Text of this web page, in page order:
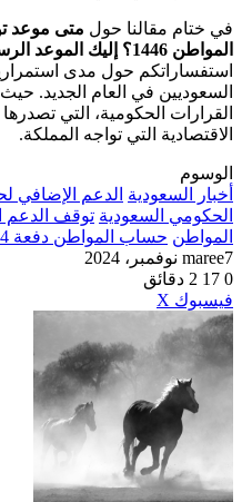
في ختام مقالنا حول متى موعد
المواطن 1446؟ إليك الموعد الرسمي
استفساراتكم حول مدى
السعوديين في العام الجديد.
القرارات الحكومية، التي
الاقتصادية التي تواجه المملكة.
الوسوم
أخبار السعودية الدعم الإضافي
الحكومي السعودية توقف الدعم
المواطن حساب المواطن دفعة 84
maree7 نوفمبر، 2024
0
2 دقائق
فيسبوك ‫X
البريد